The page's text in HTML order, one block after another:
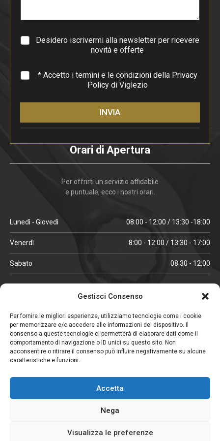
Gestisci Consenso
Per fornire le migliori esperienze, utilizziamo tecnologie come i cookie
per memorizzare e/o accedere alle informazioni del dispositivo. Il
consenso a queste tecnologie ci permetterà di elaborare dati come il
comportamento di navigazione o ID unici su questo sito. Non
acconsentire o ritirare il consenso può influire negativamente su alcune
caratteristiche e funzioni.
Accetta
Nega
Visualizza le preferenze
g
a
f
Desidero iscrivermi alla newsletter per ricevere
novità e offerte
* * Accetto i termini e le condizioni della Privacy
Policydi Viglezio
INVIA
Orari di Apertura
Per offrirti un servizio affidabile
e puntuale, ecco i nostri orari.
Lunedì - Giovedì 08:00 - 12:00 / 13:30 -18:00
Venerdì 8:00 - 12:00 / 13:30 - 17:00
Sabato 08:30 - 12:00
ORARI IN ALTA STAGIONE
Lunedì - Venerdì 08:00 - 12:00 / 13:30 -18:00
Sabato 08:00 - 12:00
CHIUSO IL SABATO
(gennaio, febbraio, agosto, settembre)
Copyright © 2026. Viglezio - Tutti i diritti riservati.